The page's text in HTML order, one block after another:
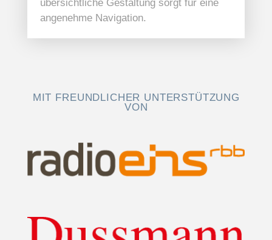
übersichtliche Gestaltung sorgt für eine
angenehme Navigation.
MIT FREUNDLICHER UNTERSTÜTZUNG
VON